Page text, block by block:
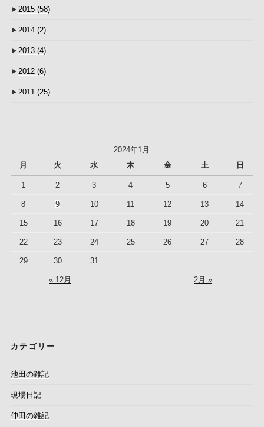
► 2015 (58)
► 2014 (2)
► 2013 (4)
► 2012 (6)
► 2011 (25)
2024年1月
月
火 水 木 金 土 日
« 12月 2月 »
1 2 3 4 5 6 7
8 9 10 11 12 13 14
15 16 17 18 19 20 21
22 23 24 25 26 27 28
29 30 31
カテゴリー
池田の雑記
現場日記
仲田の雑記